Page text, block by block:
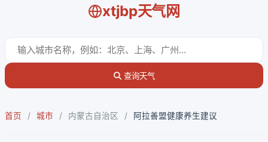
xtjbp天气网
查询天气
首页 / 城市 / 内蒙古自治区 / 阿拉善盟健康养生建议